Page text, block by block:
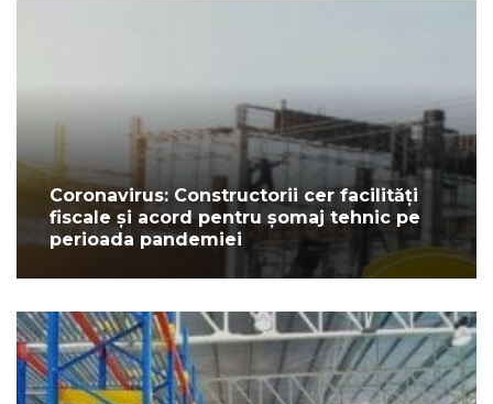
Coronavirus: Constructorii cer facilități
fiscale și acord pentru șomaj tehnic pe
perioada pandemiei